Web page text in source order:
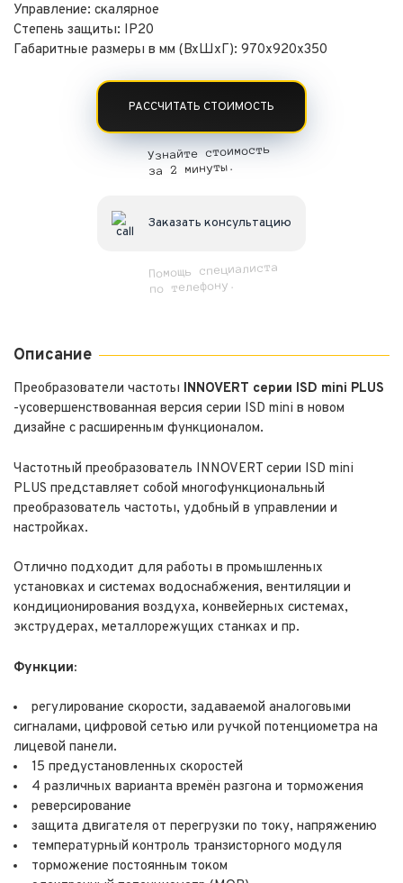
Управление: скалярное
Степень защиты: IP20
Габаритные размеры в мм (ВхШхГ): 970х920х350
РАССЧИТАТЬ СТОИМОСТЬ
Узнайте стоимость
за 2 минуты.
Заказать консультацию
Помощь специалиста
по телефону.
Описание
Преобразователи частоты INNOVERT серии ISD mini PLUS
-усовершенствованная версия серии ISD mini в новом
дизайне с расширенным функционалом.
Частотный преобразователь INNOVERT серии ISD mini
PLUS представляет собой многофункциональный
преобразователь частоты, удобный в управлении и
настройках.
Отлично подходит для работы в промышленных
установках и системах водоснабжения, вентиляции и
кондиционирования воздуха, конвейерных системах,
экструдерах, металлорежущих станках и пр.
Функции:
регулирование скорости, задаваемой аналоговыми
сигналами, цифровой сетью или ручкой потенциометра на
лицевой панели.
15 предустановленных скоростей
4 различных варианта времён разгона и торможения
реверсирование
защита двигателя от перегрузки по току, напряжению
температурный контроль транзисторного модуля
торможение постоянным током